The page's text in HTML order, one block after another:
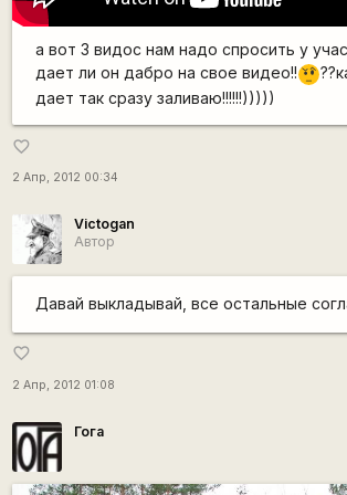
а вот 3 видос нам надо спросить у
дает ли он дабро на свое видео!!???
дает так сразу заливаю!!!!!!)))))
favorite_border
2 Апр, 2012 00:34
Victogan
Автор
Давай выкладывай, все остальные
favorite_border
2 Апр, 2012 01:08
Гога